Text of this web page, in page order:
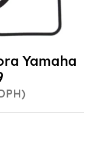
Yamaha